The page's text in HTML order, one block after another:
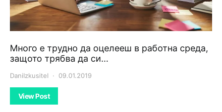
Много е трудно да оцелееш в работна среда,
защото трябва да си…
DaniIzkusitel 09.01.2019
View Post